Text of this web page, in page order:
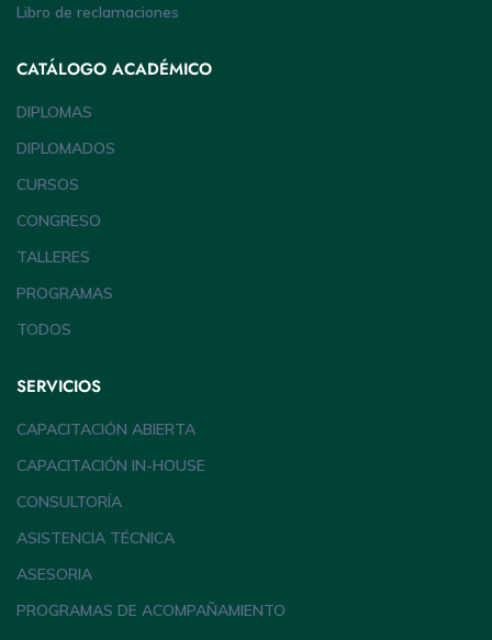
Libro de reclamaciones
CATÁLOGO ACADÉMICO
DIPLOMAS
DIPLOMADOS
CURSOS
CONGRESO
TALLERES
PROGRAMAS
TODOS
SERVICIOS
CAPACITACIÓN ABIERTA
CAPACITACIÓN IN-HOUSE
CONSULTORÍA
ASISTENCIA TÉCNICA
ASESORIA
PROGRAMAS DE ACOMPAÑAMIENTO